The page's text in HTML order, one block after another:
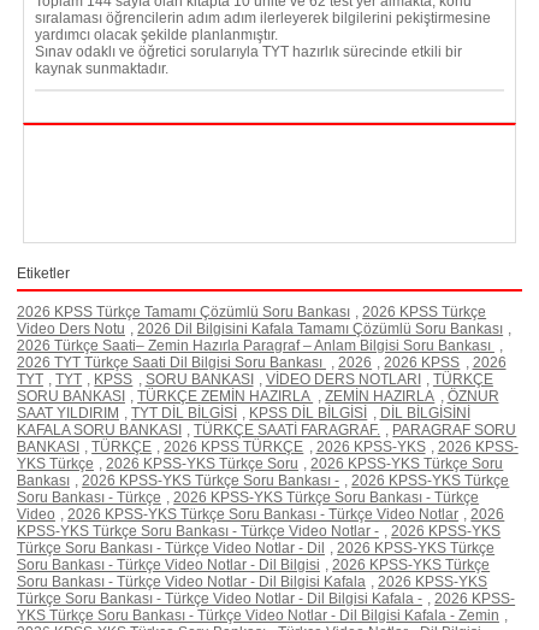
sıralaması öğrencilerin adım adım ilerleyerek bilgilerini pekiştirmesine
yardımcı olacak şekilde planlanmıştır.
Sınav odaklı ve öğretici sorularıyla TYT hazırlık sürecinde etkili bir
kaynak sunmaktadır.
Etiketler
2026 KPSS Türkçe Tamamı Çözümlü Soru Bankası , 2026 KPSS Türkçe
Video Ders Notu , 2026 Dil Bilgisini Kafala Tamamı Çözümlü Soru Bankası ,
2026 Türkçe Saati– Zemin Hazırla Paragraf – Anlam Bilgisi Soru Bankası ,
2026 TYT Türkçe Saati Dil Bilgisi Soru Bankası , 2026 , 2026 KPSS , 2026
TYT , TYT , KPSS , SORU BANKASI , VİDEO DERS NOTLARI , TÜRKÇE
SORU BANKASI , TÜRKÇE ZEMİN HAZIRLA , ZEMİN HAZIRLA , ÖZNUR
SAAT YILDIRIM , TYT DİL BİLGİSİ , KPSS DİL BİLGİSİ , DİL BİLGİSİNİ
KAFALA SORU BANKASI , TÜRKÇE SAATİ FARAGRAF. , PARAGRAF SORU
BANKASI , TÜRKÇE , 2026 KPSS TÜRKÇE , 2026 KPSS-YKS , 2026 KPSS-
YKS Türkçe , 2026 KPSS-YKS Türkçe Soru , 2026 KPSS-YKS Türkçe Soru
Bankası , 2026 KPSS-YKS Türkçe Soru Bankası - , 2026 KPSS-YKS Türkçe
Soru Bankası - Türkçe , 2026 KPSS-YKS Türkçe Soru Bankası - Türkçe
Video , 2026 KPSS-YKS Türkçe Soru Bankası - Türkçe Video Notlar , 2026
KPSS-YKS Türkçe Soru Bankası - Türkçe Video Notlar - , 2026 KPSS-YKS
Türkçe Soru Bankası - Türkçe Video Notlar - Dil
, 2026 KPSS-YKS Türkçe
Soru Bankası - Türkçe Video Notlar - Dil Bilgisi , 2026 KPSS-YKS Türkçe
Soru Bankası - Türkçe Video Notlar - Dil Bilgisi Kafala , 2026 KPSS-YKS
Türkçe Soru Bankası - Türkçe Video Notlar - Dil Bilgisi Kafala - , 2026 KPSS-
YKS Türkçe Soru Bankası - Türkçe Video Notlar - Dil Bilgisi Kafala - Zemin ,